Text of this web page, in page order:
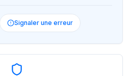
Signaler une erreur